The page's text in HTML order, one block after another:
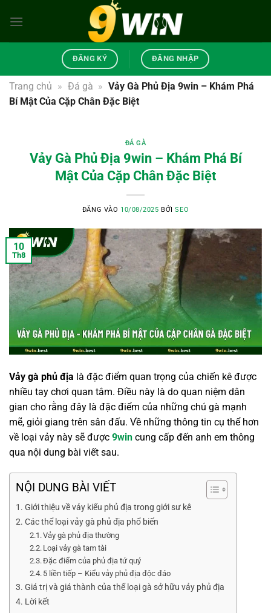
qua
ĐĂNG KÝ ĐĂNG NHẬP
Trang chủ » Đá gà » Vảy Gà Phủ Địa 9win – Khám Phá
Bí Mật Của Cặp Chân Đặc Biệt
ĐÁ GÀ
Vảy Gà Phủ Địa 9win – Khám Phá Bí
Mật Của Cặp Chân Đặc Biệt
ĐĂNG VÀO 10/08/2025 BỞISEO
10
Th8
Vảy gà phủ địa là đặc điểm quan trọng của chiến kê được
nhiều tay chơi quan tâm. Điều này là do quan niệm dân
gian cho rằng đây là đặc điểm của những chú gà mạnh
mẽ, giỏi giang trên sân đấu. Về những thông tin cụ thể hơn
về loại vảy này sẽ được 9win cung cấp đến anh em thông
qua nội dung bài viết sau.
NỘI DUNG BÀI VIẾT
Giới thiệu về vảy kiểu phủ địa trong giới sư kê
Các thể loại vảy gà phủ địa phổ biến
Vảy gà phủ địa thường
Loại vảy gà tam tài
Đặc điểm của phủ địa tứ quý
5 liền tiếp – Kiểu vảy phủ địa độc đáo
Giá trị và giá thành của thể loại gà sở hữu vảy phủ địa
Lời kết